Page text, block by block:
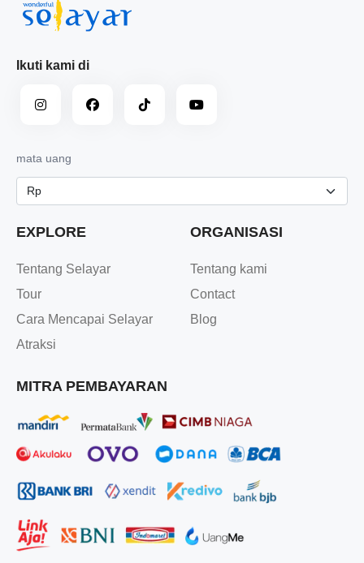
Ikuti kami di
mata uang
EXPLORE
Tentang Selayar
Tour
Cara Mencapai Selayar
Atraksi
ORGANISASI
Tentang kami
Contact
Blog
MITRA PEMBAYARAN